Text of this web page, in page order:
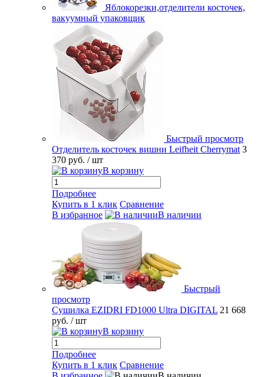
Яблокорезки,отделители косточек,
вакуумный упаковщик
Быстрый просмотр
Отделитель косточек вишни Leifheit Cherrymat 3
370 руб. / шт
В корзину
Подробнее
Купить в 1 клик Сравнение
В избранное
В наличии
Быстрый
просмотр
Сушилка EZIDRI FD1000 Ultra DIGITAL 21 668
руб. / шт
В корзину
Подробнее
Купить в 1 клик Сравнение